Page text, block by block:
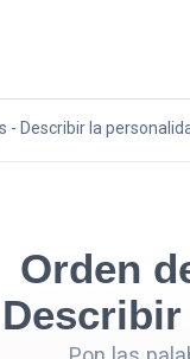
- Describir la
Orden